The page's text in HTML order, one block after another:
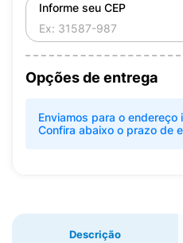
Informe seu CEP
Opções de entrega
Enviamos para o endereço
Confira abaixo o prazo de
Descrição